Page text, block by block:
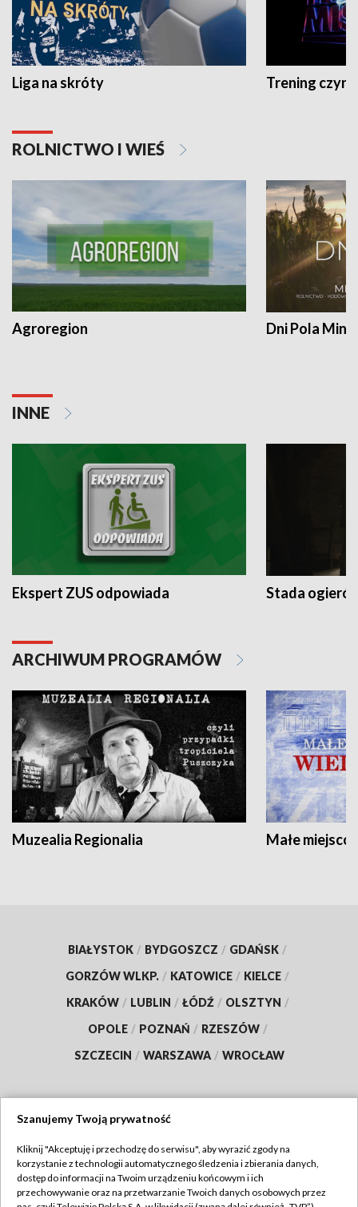
Liga na skróty Trening czyni
ROLNICTWO I WIEŚ
Agroregion Dni Pola
INNE
Ekspert ZUS odpowiada Stada
ARCHIWUM PROGRAMÓW
Muzealia Regionalia Małe
BIAŁYSTOK / BYDGOSZCZ / GDAŃSK /
GORZÓW WLKP. / KATOWICE / KIELCE /
KRAKÓW / LUBLIN / ŁÓDŹ / OLSZTYN /
OPOLE / POZNAŃ / RZESZÓW /
SZCZECIN / WARSZAWA / WROCŁAW
TVP
Abonament TVP
Regulamin TVP
Szanujemy Twoją prywatność
Kliknij "Akceptuję i przechodzę do serwisu", aby wyrazić zgody na
korzystanie z technologii automatycznego śledzenia i zbierania danych,
dostęp do informacji na Twoim urządzeniu końcowym i ich
przechowywanie oraz na przetwarzanie Twoich danych osobowych przez